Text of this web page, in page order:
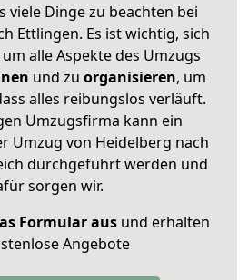
viele Dinge zu beachten bei
Ettlingen. Es ist wichtig, sich
alle Aspekte des Umzugs
und zu organisieren, um
alles reibungslos verläuft.
Umzugsfirma kann ein
Umzug von Heidelberg nach
durchgeführt werden und
sorgen wir.
Formular ausund erhalten
Angebote